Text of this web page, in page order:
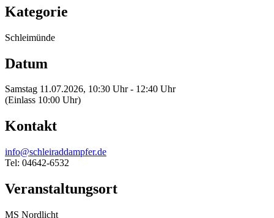
Kategorie
Schleimünde
Datum
Samstag 11.07.2026, 10:30 Uhr - 12:40 Uhr
(Einlass 10:00 Uhr)
Kontakt
info@schleiraddampfer.de
Tel: 04642-6532
Veranstaltungsort
MS Nordlicht